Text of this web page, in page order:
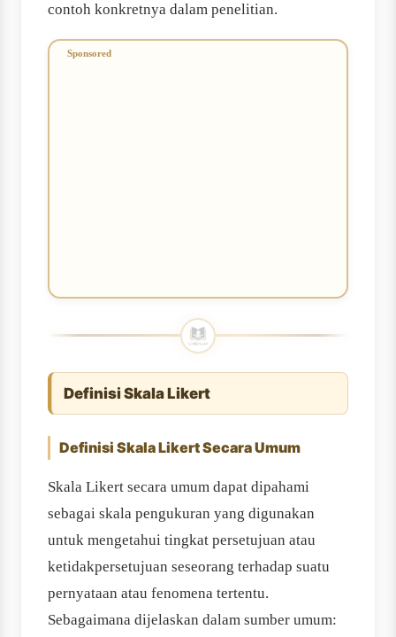
contoh konkretnya dalam penelitian.
Definisi Skala Likert
Definisi Skala Likert Secara Umum
Skala Likert secara umum dapat dipahami
sebagai skala pengukuran yang digunakan
untuk mengetahui tingkat persetujuan atau
ketidakpersetujuan seseorang terhadap suatu
pernyataan atau fenomena tertentu.
Sebagaimana dijelaskan dalam sumber umum: